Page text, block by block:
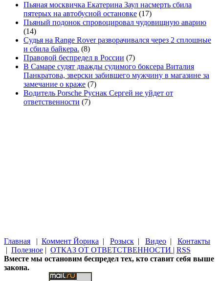
Пьяная москвичка Екатерина Заул насмерть сбила
пятерых на автобусной остановке (17)
Пьяный подонок спровоцировал чудовищную аварию
(14)
Судья на Range Rover разворачивался через 2 сплошные
и сбила байкера. (8)
Правовой беспредел в России (7)
В Самаре судят дважды судимого боксера Виталия
Панкратова, зверски забившего мужчину в магазине за
замечание о краже (7)
Водитель Porsche Руснак Сергей не уйдет от
ответственности (7)
Главная | Коммент Йорика | Розыск | Видео | Контакты
| Полезное | ОТКАЗ ОТ ОТВЕТСТВЕННОСТИ | RSS
Вместе мы остановим беспредел тех, кто ставит себя выше
закона.